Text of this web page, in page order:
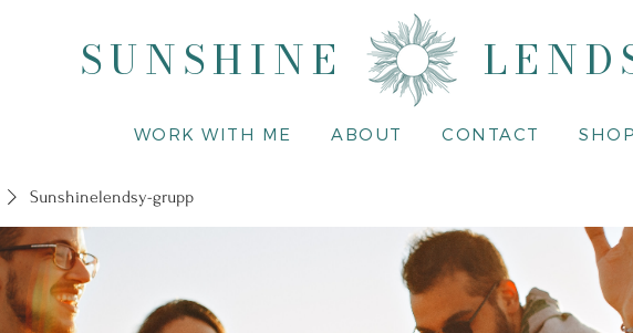
SUNSHINE
WORK WITH ME ABOUT CONTACT
Sunshinelendsy-grupp